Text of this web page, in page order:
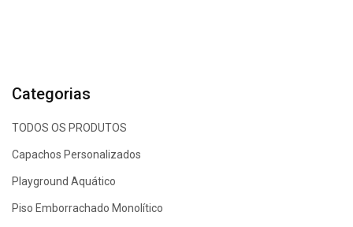
Categorias
TODOS OS PRODUTOS
Capachos Personalizados
Playground Aquático
Piso Emborrachado Monolítico